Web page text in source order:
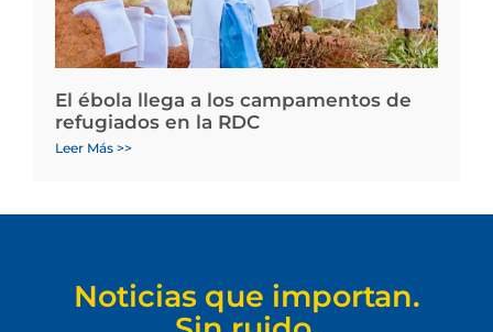
El ébola llega a los campamentos de
refugiados en la RDC
Leer Más >>
Noticias que importan.